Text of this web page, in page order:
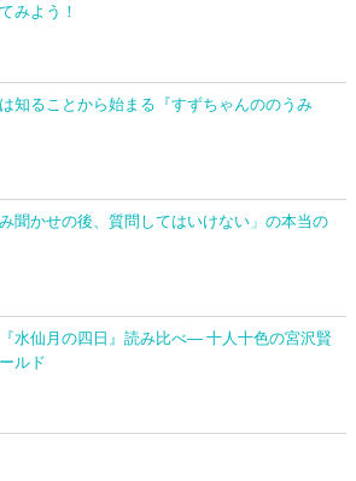
みよう！
知ることから始まる『すずちゃんののうみ
み聞かせの後、質問してはいけない」の本当の
水仙月の四日』読み比べ― 十人十色の宮沢賢
ルド